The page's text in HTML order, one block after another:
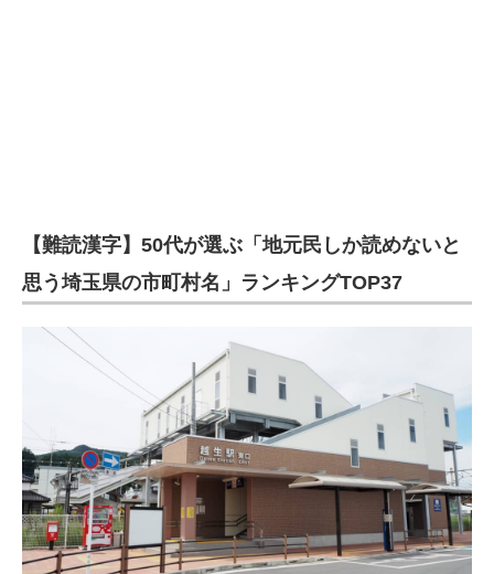
【難読漢字】50代が選ぶ「地元民しか読めないと
思う埼玉県の市町村名」ランキングTOP37